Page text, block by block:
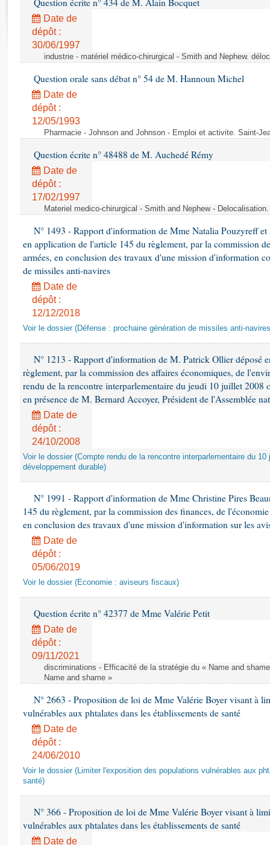
Rapports d'enquête
Rapports législatifs
Rapports sur l'application des lois
Baromètre de l’application des lois
Dossiers législatifs
Budget et sécurité sociale
Questions écrites et orales
Comptes rendus des débats
Question écrite n° 434 de M. Alain Bocquet
Date de
dépôt :
30/06/1997
industrie - matériel médico-chirurgical - Smith and Nephew.
Question orale sans débat n° 54 de M. Hannoun Michel
Date de
dépôt :
12/05/1993
Pharmacie - Johnson and Johnson - Emploi et activite. Saint-
Question écrite n° 48488 de M. Auchedé Rémy
Date de
dépôt :
17/02/1997
Materiel medico-chirurgical - Smith and Nephew -
N° 1493 - Rapport d'information de Mme Natalia Pouzyreff
en application de l'article 145 du règlement, par la commission
armées, en conclusion des travaux d'une mission d'information
de missiles anti-navires
Date de
dépôt :
12/12/2018
Voir le dossier (Défense : prochaine génération de missiles anti-
N° 1213 - Rapport d'information de M. Patrick Ollier déposé
règlement, par la commission des affaires économiques, de
rendu de la rencontre interparlementaire du jeudi 10 juillet 2008
en présence de M. Bernard Accoyer, Président de l'Assemblée
Date de
dépôt :
24/10/2008
Voir le dossier (Compte rendu de la rencontre interparlementaire du
développement durable)
N° 1991 - Rapport d'information de Mme Christine Pires
145 du règlement, par la commission des finances, de
en conclusion des travaux d'une mission d'information sur les
Date de
dépôt :
05/06/2019
Voir le dossier (Economie : aviseurs fiscaux)
Question écrite n° 42377 de Mme Valérie Petit
Date de
dépôt :
09/11/2021
discriminations - Efficacité de la stratégie du « Name and
Name and shame »
N° 2663 - Proposition de loi de Mme Valérie Boyer visant à
vulnérables aux phtalates dans les établissements de santé
Date de
dépôt :
24/06/2010
Voir le dossier (Limiter l'exposition des populations vulnérables aux
santé)
N° 366 - Proposition de loi de Mme Valérie Boyer visant à
vulnérables aux phtalates dans les établissements de santé
Date de